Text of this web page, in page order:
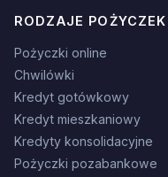
RODZAJE POŻYCZEK
Pożyczki online
Chwilówki
Kredyt gotówkowy
Kredyt mieszkaniowy
Kredyty konsolidacyjne
Pożyczki pozabankowe